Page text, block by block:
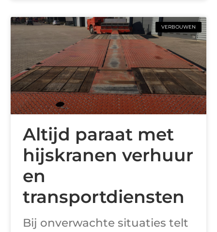
VERBOUWEN
Altijd paraat met
hijskranen verhuur
en
transportdiensten
Bij onverwachte situaties telt